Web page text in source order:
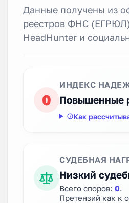
Данные получены из
реестров ФНС
HeadHunter и
0
ИНДЕКС
Повышенные
Как
СУДЕБНАЯ
Низкий
Всего споров: 0
Претензий как к